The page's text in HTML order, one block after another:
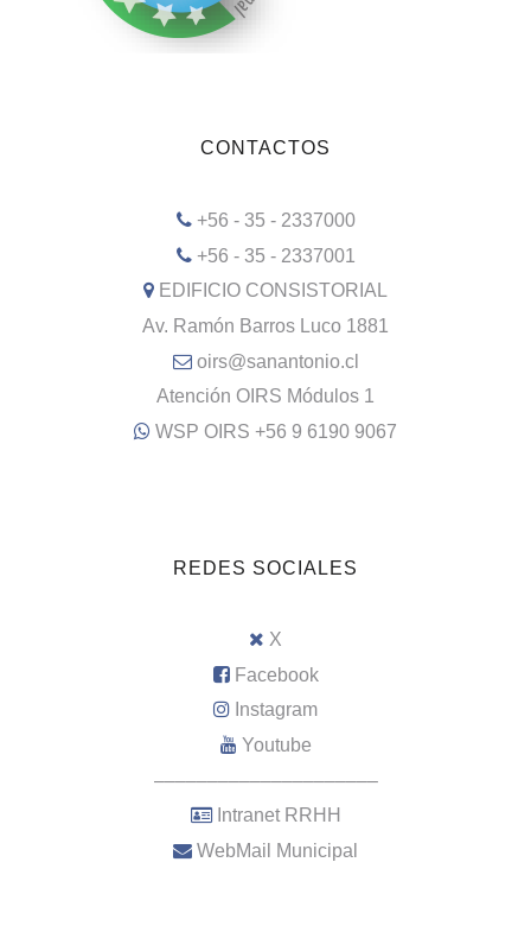
CONTACTOS
+56 - 35 - 2337000
+56 - 35 - 2337001
EDIFICIO CONSISTORIAL
Av. Ramón Barros Luco 1881
oirs@sanantonio.cl
Atención OIRS Módulos 1
WSP OIRS +56 9 6190 9067
REDES SOCIALES
X
Facebook
Instagram
Youtube
–––––––––––––––––––––
Intranet RRHH
WebMail Municipal